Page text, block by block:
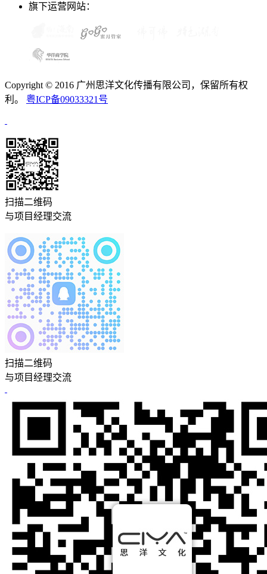
旗下运营网站：
Copyright © 2016 广州思洋文化传播有限公司，保留所有权
利。 粤ICP备09033321号
扫描二维码
与项目经理交流
扫描二维码
与项目经理交流